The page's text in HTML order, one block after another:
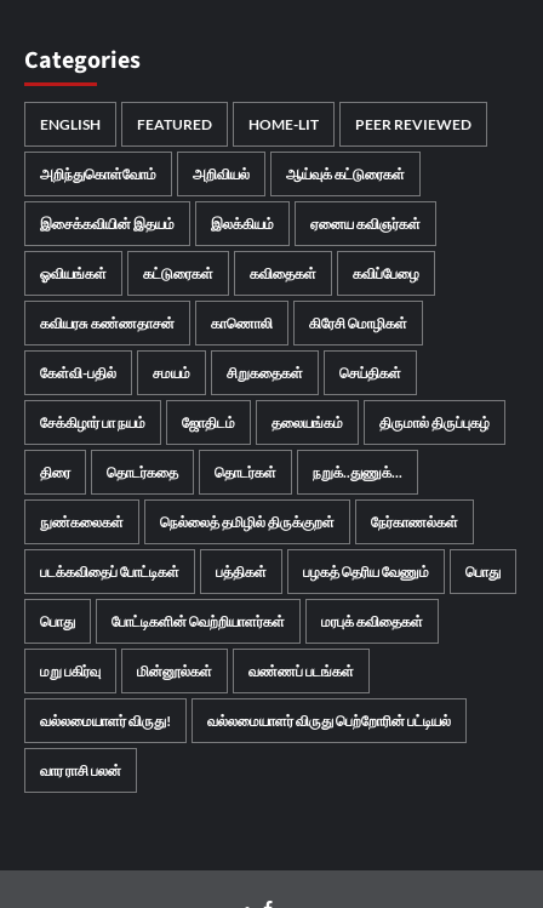
Categories
ENGLISH FEATURED HOME-LIT PEER REVIEWED
அறிந்துகொள்வோம் அறிவியல் ஆய்வுக் கட்டுரைகள்
இசைக்கவியின் இதயம் இலக்கியம் ஏனைய கவிஞர்கள்
ஓவியங்கள் கட்டுரைகள் கவிதைகள் கவிப்பேழை
கவியரசு கண்ணதாசன் காணொலி கிரேசி மொழிகள்
கேள்வி-பதில் சமயம் சிறுகதைகள் செய்திகள்
சேக்கிழார் பா நயம் ஜோதிடம் தலையங்கம் திருமால் திருப்புகழ்
திரை தொடர்கதை தொடர்கள் நறுக்..துணுக்...
நுண்கலைகள் நெல்லைத் தமிழில் திருக்குறள் நேர்காணல்கள்
படக்கவிதைப் போட்டிகள் பத்திகள் பழகத் தெரிய வேணும் பொது
பொது போட்டிகளின் வெற்றியாளர்கள் மரபுக் கவிதைகள்
மறு பகிர்வு மின்னூல்கள் வண்ணப் படங்கள்
வல்லமையாளர் விருது! வல்லமையாளர் விருது பெற்றோரின் பட்டியல்
வார ராசி பலன்